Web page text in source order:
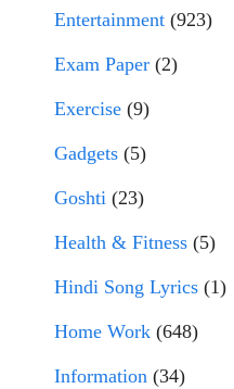
Entertainment (923)
Exam Paper (2)
Exercise (9)
Gadgets (5)
Goshti (23)
Health & Fitness (5)
Hindi Song Lyrics (1)
Home Work (648)
Information (34)